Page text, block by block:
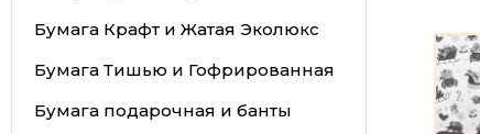
Бумага Крафт и Жатая Эколюкс
Бумага Тишью и Гофрированная
Бумага подарочная и банты